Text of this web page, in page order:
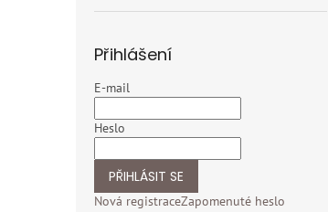
Přihlášení
E-mail
Heslo
PŘIHLÁSIT SE
Nová registraceZapomenuté heslo